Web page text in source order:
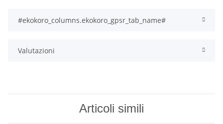
#ekokoro_columns.ekokoro_gpsr_tab_name#
Valutazioni
Articoli simili